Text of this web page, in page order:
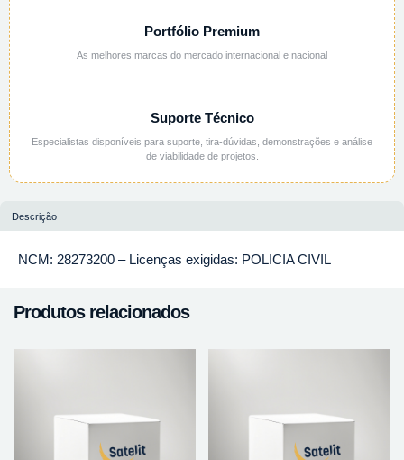
Portfólio Premium
As melhores marcas do mercado internacional e nacional
Suporte Técnico
Especialistas disponíveis para suporte, tira-dúvidas, demonstrações e análise
de viabilidade de projetos.
Descrição
NCM: 28273200 – Licenças exigidas: POLICIA CIVIL
Produtos relacionados